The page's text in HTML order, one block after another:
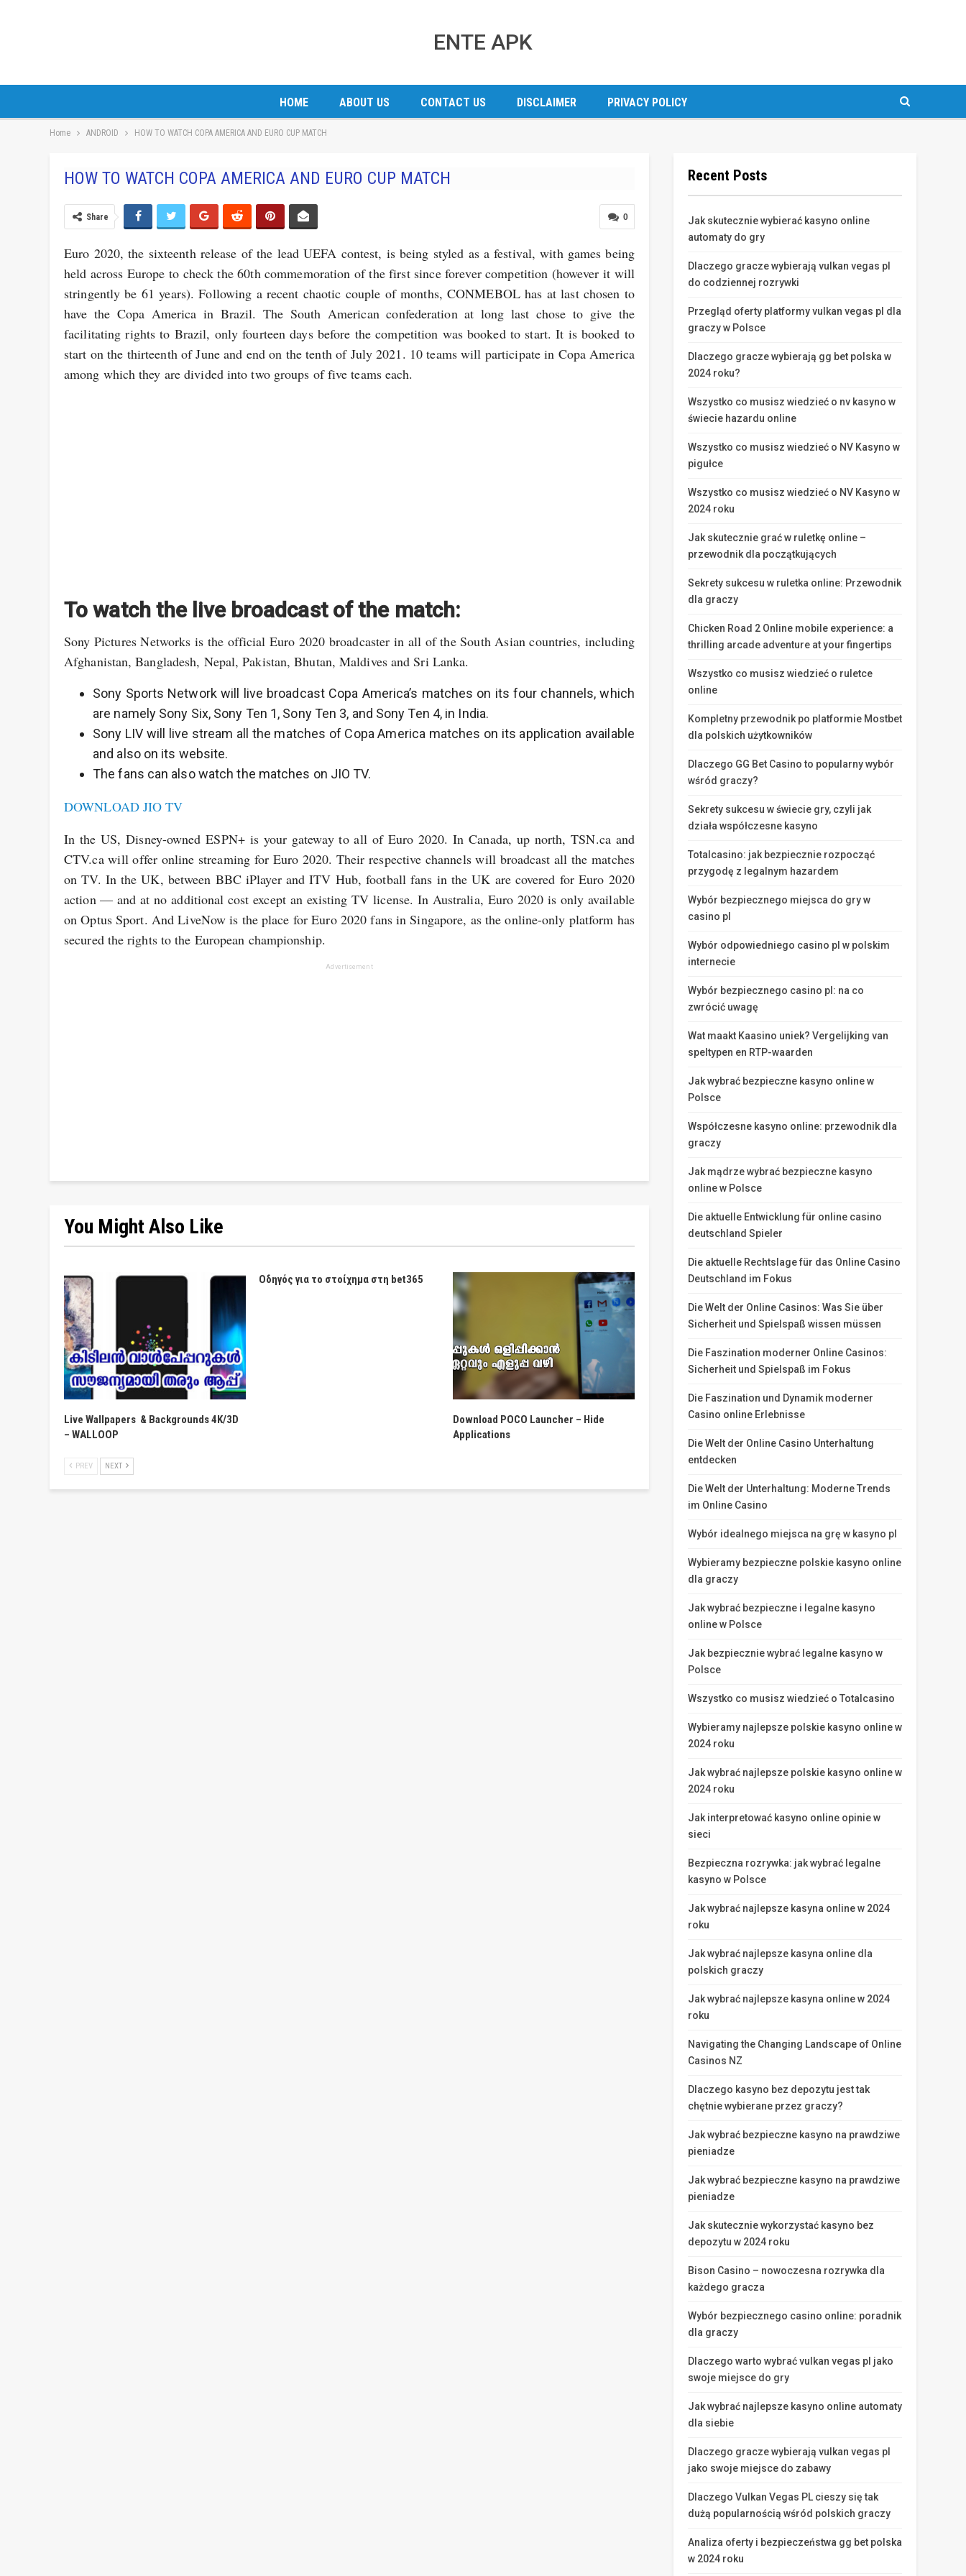
ENTE APK
HOME ABOUT US CONTACT US DISCLAIMER PRIVACY POLICY
Home ANDROID HOW TO WATCH COPA AMERICA AND EURO CUP MATCH
HOW TO WATCH COPA AMERICA AND EURO CUP MATCH
0
Share
Euro 2020, the sixteenth release of the lead UEFA contest, is being styled as a festival, with games being
held across Europe to check the 60th commemoration of the first since forever competition (however it will
stringently be 61 years). Following a recent chaotic couple of months, CONMEBOL has at last chosen to
have the Copa America in Brazil. The South American confederation at long last chose to give the
facilitating rights to Brazil, only fourteen days before the competition was booked to start. It is booked to
start on the thirteenth of June and end on the tenth of July 2021. 10 teams will participate in Copa America
among which they are divided into two groups of five teams each.
To watch the live broadcast of the match:
Sony Pictures Networks is the official Euro 2020 broadcaster in all of the South Asian countries, including
Afghanistan, Bangladesh, Nepal, Pakistan, Bhutan, Maldives and Sri Lanka.
Sony Sports Network will live broadcast Copa America’s matches on its four channels, which
are namely Sony Six, Sony Ten 1, Sony Ten 3, and Sony Ten 4, in India.
Sony LIV will live stream all the matches of Copa America matches on its application available
and also on its website.
The fans can also watch the matches on JIO TV.
DOWNLOAD JIO TV
In the US, Disney-owned ESPN+ is your gateway to all of Euro 2020. In Canada, up north, TSN.ca and
CTV.ca will offer online streaming for Euro 2020. Their respective channels will broadcast all the matches
on TV. In the UK, between BBC iPlayer and ITV Hub, football fans in the UK are covered for Euro 2020
action — and at no additional cost except an existing TV license. In Australia, Euro 2020 is only available
on Optus Sport. And LiveNow is the place for Euro 2020 fans in Singapore, as the online-only platform has
secured the rights to the European championship.
Advertisement
You Might Also Like
Live Wallpapers & Backgrounds 4K/3D
– WALLOOP
Οδηγός για το στοίχημα στη bet365
Download POCO Launcher – Hide
Applications
PREV NEXT
Recent Posts
Jak skutecznie wybierać kasyno online
automaty do gry
Dlaczego gracze wybierają vulkan vegas pl
do codziennej rozrywki
Przegląd oferty platformy vulkan vegas pl dla
graczy w Polsce
Dlaczego gracze wybierają gg bet polska w
2024 roku?
Wszystko co musisz wiedzieć o nv kasyno w
świecie hazardu online
Wszystko co musisz wiedzieć o NV Kasyno w
pigułce
Wszystko co musisz wiedzieć o NV Kasyno w
2024 roku
Jak skutecznie grać w ruletkę online –
przewodnik dla początkujących
Sekrety sukcesu w ruletka online: Przewodnik
dla graczy
Chicken Road 2 Online mobile experience: a
thrilling arcade adventure at your fingertips
Wszystko co musisz wiedzieć o ruletce
online
Kompletny przewodnik po platformie Mostbet
dla polskich użytkowników
Dlaczego GG Bet Casino to popularny wybór
wśród graczy?
Sekrety sukcesu w świecie gry, czyli jak
działa współczesne kasyno
Totalcasino: jak bezpiecznie rozpocząć
przygodę z legalnym hazardem
Wybór bezpiecznego miejsca do gry w
casino pl
Wybór odpowiedniego casino pl w polskim
internecie
Wybór bezpiecznego casino pl: na co
zwrócić uwagę
Wat maakt Kaasino uniek? Vergelijking van
speltypen en RTP-waarden
Jak wybrać bezpieczne kasyno online w
Polsce
Współczesne kasyno online: przewodnik dla
graczy
Jak mądrze wybrać bezpieczne kasyno
online w Polsce
Die aktuelle Entwicklung für online casino
deutschland Spieler
Die aktuelle Rechtslage für das Online Casino
Deutschland im Fokus
Die Welt der Online Casinos: Was Sie über
Sicherheit und Spielspaß wissen müssen
Die Faszination moderner Online Casinos:
Sicherheit und Spielspaß im Fokus
Die Faszination und Dynamik moderner
Casino online Erlebnisse
Die Welt der Online Casino Unterhaltung
entdecken
Die Welt der Unterhaltung: Moderne Trends
im Online Casino
Wybór idealnego miejsca na grę w kasyno pl
Wybieramy bezpieczne polskie kasyno online
dla graczy
Jak wybrać bezpieczne i legalne kasyno
online w Polsce
Jak bezpiecznie wybrać legalne kasyno w
Polsce
Wszystko co musisz wiedzieć o Totalcasino
Wybieramy najlepsze polskie kasyno online w
2024 roku
Jak wybrać najlepsze polskie kasyno online w
2024 roku
Jak interpretować kasyno online opinie w
sieci
Bezpieczna rozrywka: jak wybrać legalne
kasyno w Polsce
Jak wybrać najlepsze kasyna online w 2024
roku
Jak wybrać najlepsze kasyna online dla
polskich graczy
Jak wybrać najlepsze kasyna online w 2024
roku
Navigating the Changing Landscape of Online
Casinos NZ
Dlaczego kasyno bez depozytu jest tak
chętnie wybierane przez graczy?
Jak wybrać bezpieczne kasyno na prawdziwe
pieniadze
Jak wybrać bezpieczne kasyno na prawdziwe
pieniadze
Jak skutecznie wykorzystać kasyno bez
depozytu w 2024 roku
Bison Casino – nowoczesna rozrywka dla
każdego gracza
Wybór bezpiecznego casino online: poradnik
dla graczy
Dlaczego warto wybrać vulkan vegas pl jako
swoje miejsce do gry
Jak wybrać najlepsze kasyno online automaty
dla siebie
Dlaczego gracze wybierają vulkan vegas pl
jako swoje miejsce do zabawy
Dlaczego Vulkan Vegas PL cieszy się tak
dużą popularnością wśród polskich graczy
Analiza oferty i bezpieczeństwa gg bet polska
w 2024 roku